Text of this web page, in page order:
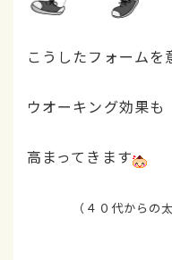
こうしたフォームを
ウオーキング効果も
高まってきます
（４０代からの